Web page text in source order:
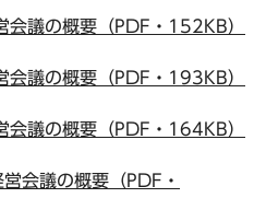
議の概要（PDF・152KB）
議の概要（PDF・193KB）
議の概要（PDF・164KB）
会議の概要（PDF・